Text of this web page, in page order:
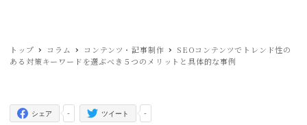
トップ コラム コンテンツ・記事制作
SEOコンテンツでトレンド性の
ある対策キーワードを選ぶべき５つのメリットと具体的な事例
-
シェア -
ツイート